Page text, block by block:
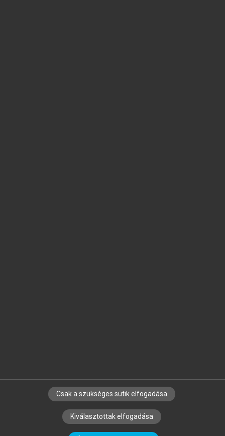
SZERZŐKNEK CÉGEKNEK KÖNYVTÁROSOKNAK
SZERKESZTÉSI ÉS LEKTORÁLÁSI ALAPELVEK
Csak a szükséges sütik elfogadása
Kiválasztottak elfogadása